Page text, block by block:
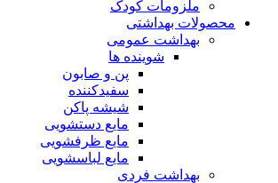
ملزومات کودک
محصولات بهداشتی
بهداشت عمومی
شوینده ها
پن و صابون
سفیدکننده
شیشه پاکن
مایع دستشویی
مایع ظرفشویی
مایع لباسشویی
بهداشت فردی